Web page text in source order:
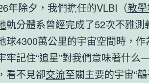
年除夕，我們擔任的VLBI（教
軌分體系曾經完成了52次不雅測
球4300萬公里的宇宙空間時，作
牢記住“追星”對我們意味著什
看不見卻交流至關主要的宇宙“鷂